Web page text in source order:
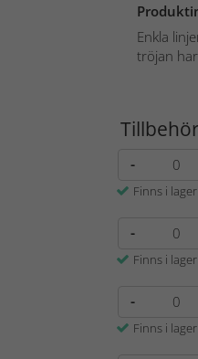
Enkla
tröjan
Tillbehör
-
Finns i lager
-
Finns i lager
-
Finns i lager